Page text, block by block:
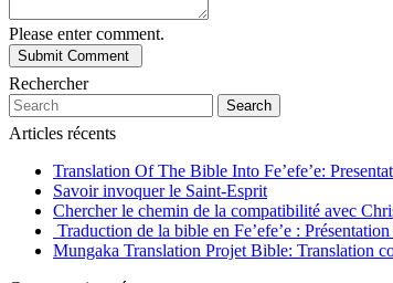
Please enter comment.
Rechercher
Search
Articles récents
Translation Of The Bible Into Fe’efe’e:
Savoir invoquer le Saint-Esprit
Chercher le chemin de la compatibilité avec
Traduction de la bible en Fe’efe’e :
Mungaka Translation Projet Bible: Translation